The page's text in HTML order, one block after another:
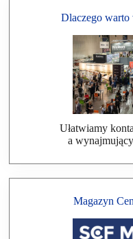
Dlaczego warto
Ułatwiamy
a
Magazyn